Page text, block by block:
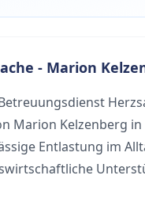
- Marion
Marion Kelzenberg
Entlastung im
Es wird